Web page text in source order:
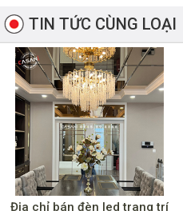
TIN TỨC CÙNG LOẠI
Địa chỉ bán đèn led trang trí